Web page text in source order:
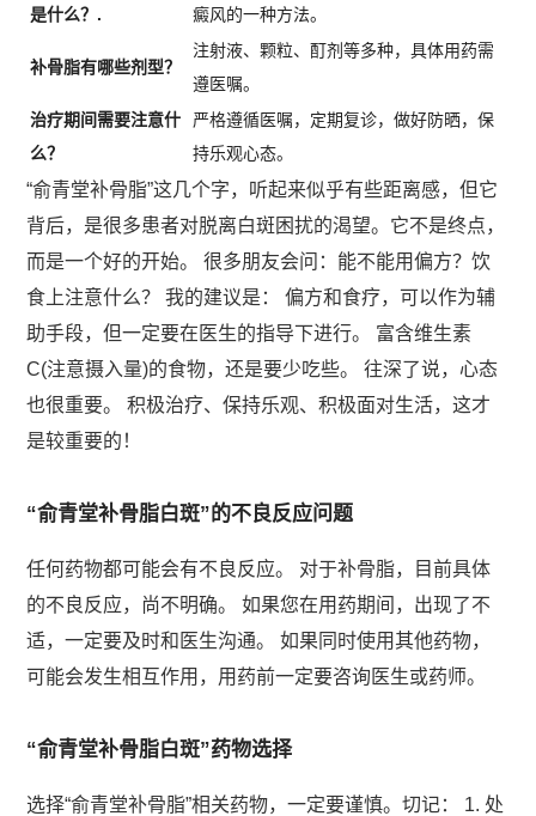
是什么？.
癜风的一种方法。
补骨脂有哪些剂型？
注射液、颗粒、酊剂等多种，具体用药需
遵医嘱。
治疗期间需要注意什
么？
严格遵循医嘱，定期复诊，做好防晒，保
持乐观心态。
“俞青堂补骨脂”这几个字，听起来似乎有些距离感，但它
背后，是很多患者对脱离白斑困扰的渴望。它不是终点，
而是一个好的开始。 很多朋友会问：能不能用偏方？饮
食上注意什么？ 我的建议是： 偏方和食疗，可以作为辅
助手段，但一定要在医生的指导下进行。 富含维生素
C(注意摄入量)的食物，还是要少吃些。 往深了说，心态
也很重要。 积极治疗、保持乐观、积极面对生活，这才
是较重要的！
“俞青堂补骨脂白斑”的不良反应问题
任何药物都可能会有不良反应。 对于补骨脂，目前具体
的不良反应，尚不明确。 如果您在用药期间，出现了不
适，一定要及时和医生沟通。 如果同时使用其他药物，
可能会发生相互作用，用药前一定要咨询医生或药师。
“俞青堂补骨脂白斑”药物选择
选择“俞青堂补骨脂”相关药物，一定要谨慎。切记： 1. 处